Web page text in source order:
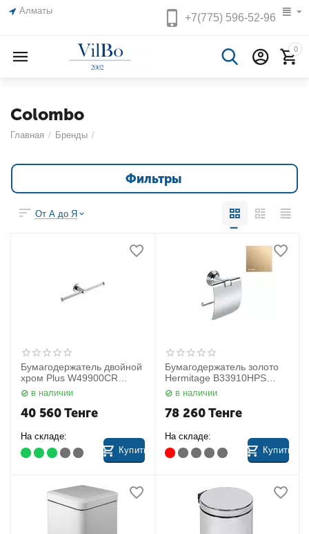
Алматы
+7(775)596-52-96
0
Colombo
Главная / Бренды /
Фильтры
От А до Я
Бумагодержатель двойной
хром Plus W49900CR
Colombo
в наличии
40 560Тенге
На складе:
Купить
Бумагодержатель золото
Hermitage B33910HPS
Colombo
в наличии
78 260Тенге
На складе:
Купить